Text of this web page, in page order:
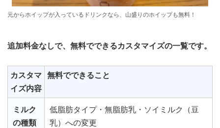
元からホイップが入っているドリンクなら、山盛りのホイップも無料！
追加料金なしで、無料でできるカスタマイズの一覧です。
カスタマ
イズ内容
無料でできること
ミルク
の種類
低脂肪タイプ・無脂肪乳・ソイミルク（豆
乳）への変更